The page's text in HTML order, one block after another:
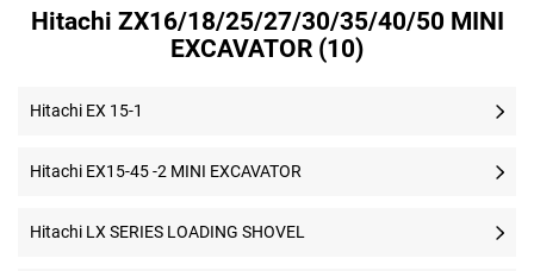
Hitachi ZX16/18/25/27/30/35/40/50 MINI
EXCAVATOR (10)
Hitachi EX 15-1
Hitachi EX15-45 -2 MINI EXCAVATOR
Hitachi LX SERIES LOADING SHOVEL